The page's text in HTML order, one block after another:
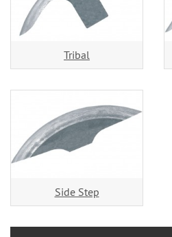
Tribal
Side Step